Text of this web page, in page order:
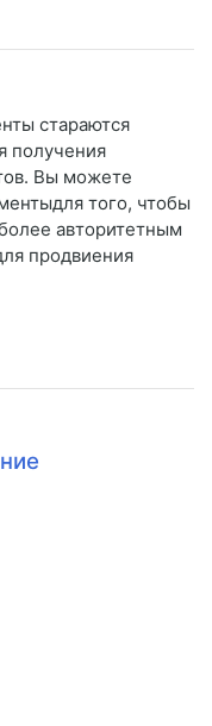
стараются
получения
Вы можете
того, чтобы
авторитетным
продвиения